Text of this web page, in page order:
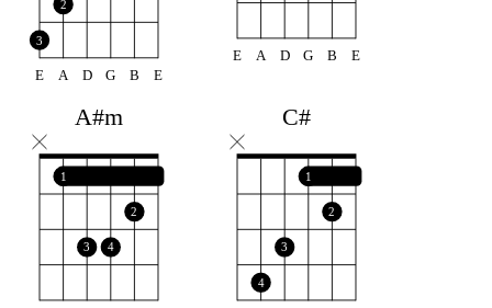
3
2
E A D G B E
E A D G B E
A#m
1
3 4
2
C#
4
3
1
2